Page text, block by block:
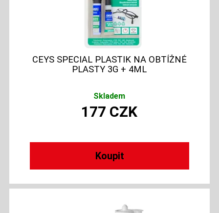
CEYS SPECIAL PLASTIK NA OBTÍŽNÉ
PLASTY 3G + 4ML
Skladem
177 CZK